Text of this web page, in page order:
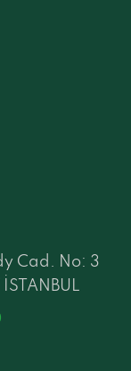
Cad. No: 3